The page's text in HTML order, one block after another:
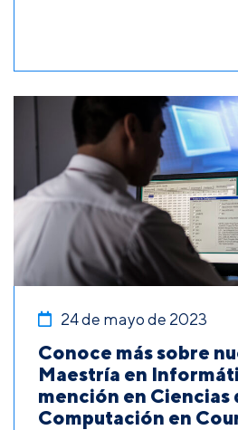
24 de mayo de 2023
Conoce más sobre
Maestría en
mención en Ciencias
Computación en